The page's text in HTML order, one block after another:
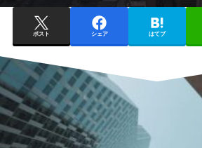
ポスト シェア はてブ